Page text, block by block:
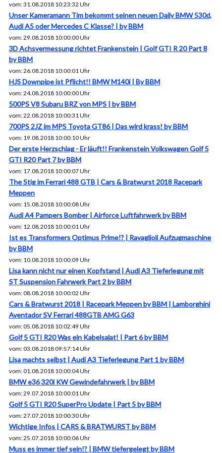
vom: 31.08.2018 10:23:32 Uhr
Unser Kameramann Tim bekommt seinen neuen Daily BMW 530d,
Audi A5 oder Mercedes C Klasse? | by BBM
vom: 29.08.2018 10:00:00 Uhr
3D Achsvermessung richtet Frankenstein | Golf GTI R 20 Part 8
by BBM
vom: 26.08.2018 10:00:01 Uhr
HJS Downpipe ist Pflicht!! BMW M140i | By BBM
vom: 24.08.2018 10:00:00 Uhr
500PS V8 Subaru BRZ von MPS | by BBM
vom: 22.08.2018 10:00:31 Uhr
700PS 2JZ im MPS Toyota GT86 | Das wird krass! by BBM
vom: 19.08.2018 10:00:10 Uhr
Der erste Herzschlag - Er läuft!! Frankenstein Volkswagen Golf 5
GTI R20 Part 7 by BBM
vom: 17.08.2018 10:00:07 Uhr
The Stig im Ferrari 488 GTB | Cars & Bratwurst 2018 Racepark
Meppen
vom: 15.08.2018 10:00:08 Uhr
Audi A4 Pampers Bomber | Airforce Luftfahrwerk by BBM
vom: 12.08.2018 10:00:01 Uhr
Ist es Transformers Optimus Prime!? | Ravaglioli Aufzugmaschine
by BBM
vom: 10.08.2018 10:00:09 Uhr
Lisa kann nicht nur einen Kopfstand | Audi A3 Tieferlegung mit
ST Suspension Fahrwerk Part 2 by BBM
vom: 08.08.2018 10:00:02 Uhr
Cars & Bratwurst 2018 | Racepark Meppen by BBM | Lamborghini
Aventador SV Ferrari 488GTB AMG G63
vom: 05.08.2018 10:02:49 Uhr
Golf 5 GTI R20 Was ein Kabelsalat! | Part 6 by BBM
vom: 03.08.2018 09:57:14 Uhr
Lisa machts selbst | Audi A3 Tieferlegung Part 1 by BBM
vom: 01.08.2018 10:00:04 Uhr
BMW e36 320i KW Gewindefahrwerk | by BBM
vom: 29.07.2018 10:00:01 Uhr
Golf 5 GTI R20 SuperPro Update | Part 5 by BBM
vom: 27.07.2018 10:00:30 Uhr
Wichtige Infos | CARS & BRATWURST by BBM
vom: 25.07.2018 10:00:06 Uhr
Muss es immer tief sein!? | BMW tiefergelegt by BBM